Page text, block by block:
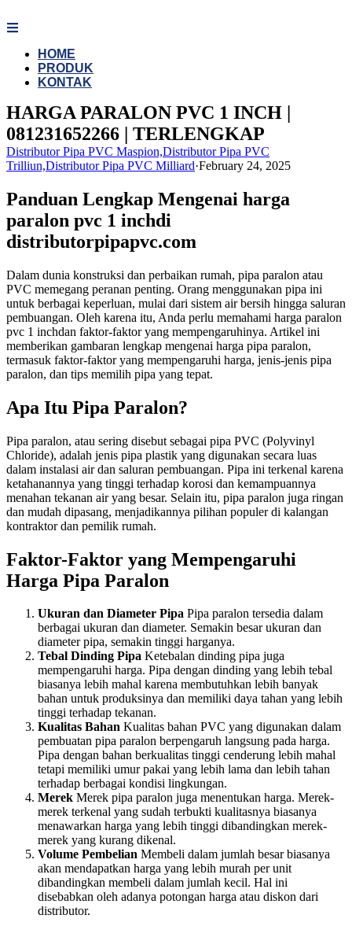
to
HOME
PRODUK
KONTAK
HARGA PARALON PVC 1 INCH |
081231652266 | TERLENGKAP
Distributor Pipa PVC Maspion,Distributor Pipa PVC
Trilliun,Distributor Pipa PVC Milliard·February 24, 2025
Panduan Lengkap Mengenai harga
paralon pvc 1 inchdi
distributorpipapvc.com
Dalam dunia konstruksi dan perbaikan rumah, pipa paralon atau
PVC memegang peranan penting. Orang menggunakan pipa ini
untuk berbagai keperluan, mulai dari sistem air bersih hingga saluran
pembuangan. Oleh karena itu, Anda perlu memahami harga paralon
pvc 1 inchdan faktor-faktor yang mempengaruhinya. Artikel ini
memberikan gambaran lengkap mengenai harga pipa paralon,
termasuk faktor-faktor yang mempengaruhi harga, jenis-jenis pipa
paralon, dan tips memilih pipa yang tepat.
Apa Itu Pipa Paralon?
Pipa paralon, atau sering disebut sebagai pipa PVC (Polyvinyl
Chloride), adalah jenis pipa plastik yang digunakan secara luas
dalam instalasi air dan saluran pembuangan. Pipa ini terkenal karena
ketahanannya yang tinggi terhadap korosi dan kemampuannya
menahan tekanan air yang besar. Selain itu, pipa paralon juga ringan
dan mudah dipasang, menjadikannya pilihan populer di kalangan
kontraktor dan pemilik rumah.
Faktor-Faktor yang Mempengaruhi
Harga Pipa Paralon
Ukuran dan Diameter Pipa Pipa paralon tersedia dalam
berbagai ukuran dan diameter. Semakin besar ukuran dan
diameter pipa, semakin tinggi harganya.
Tebal Dinding Pipa Ketebalan dinding pipa juga
mempengaruhi harga. Pipa dengan dinding yang lebih tebal
biasanya lebih mahal karena membutuhkan lebih banyak
bahan untuk produksinya dan memiliki daya tahan yang lebih
tinggi terhadap tekanan.
Kualitas Bahan Kualitas bahan PVC yang digunakan dalam
pembuatan pipa paralon berpengaruh langsung pada harga.
Pipa dengan bahan berkualitas tinggi cenderung lebih mahal
tetapi memiliki umur pakai yang lebih lama dan lebih tahan
terhadap berbagai kondisi lingkungan.
Merek Merek pipa paralon juga menentukan harga. Merek-
merek terkenal yang sudah terbukti kualitasnya biasanya
menawarkan harga yang lebih tinggi dibandingkan merek-
merek yang kurang dikenal.
Volume Pembelian Membeli dalam jumlah besar biasanya
akan mendapatkan harga yang lebih murah per unit
dibandingkan membeli dalam jumlah kecil. Hal ini
disebabkan oleh adanya potongan harga atau diskon dari
distributor.